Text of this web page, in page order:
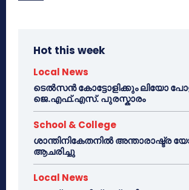
Hot this week
Local News
ടെൽസൻ കോട്ടോളിക്കും ലിയോ
ജെ.എഫ്.എസ്. പുരസ്കാരം
School & College
ശാന്തിനികേതനിൽ അന്താരാഷ്ട്ര
ആചരിച്ചു
Local News